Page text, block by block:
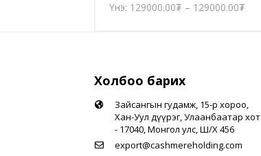
Үнэ: 129000.00₮ – 129000.00₮
Холбоо барих
Зайсангын гудамж, 15-р хороо,
Хан-Уул дүүрэг, Улаанбаатар хот
- 17040, Монгол улс, Ш/Х 456
export@cashmereholding.com